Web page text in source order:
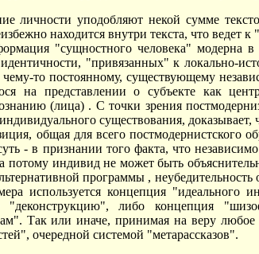
личности уподобляют некой сумме
находится внутри текста, что ведет к
"сущностного человека" модерна
"привязанных" к локально-
то постоянному, существующему
на представлении о субъекте как
(лица) . С точки зрения
существования,
общая для всего постмодернистского
- в признании того факта, что
индивид не может быть
программы ,
используется концепция "идеального
либо концепция
Так или иначе, принимая на веру
очередной системой "метарассказов".